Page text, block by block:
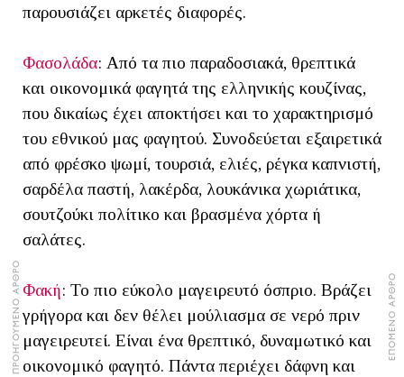
ΠΡΟΗΓΟΥΜΕΝΟ ΑΡΘΡΟ ΕΠΟΜΕΝΟ ΑΡΘΡΟ
παρουσιάζει αρκετές διαφορές.
Φασολάδα: Από τα πιο παραδοσιακά, θρεπτικά
και οικονομικά φαγητά της ελληνικής κουζίνας,
που δικαίως έχει αποκτήσει και το χαρακτηρισμό
του εθνικού μας φαγητού. Συνοδεύεται εξαιρετικά
από φρέσκο ψωμί, τουρσιά, ελιές, ρέγκα καπνιστή,
σαρδέλα παστή, λακέρδα, λουκάνικα χωριάτικα,
σουτζούκι πολίτικο και βρασμένα χόρτα ή
σαλάτες.
Φακή: Το πιο εύκολο μαγειρευτό όσπριο. Βράζει
γρήγορα και δεν θέλει μούλιασμα σε νερό πριν
μαγειρευτεί. Είναι ένα θρεπτικό, δυναμωτικό και
οικονομικό φαγητό. Πάντα περιέχει δάφνη και